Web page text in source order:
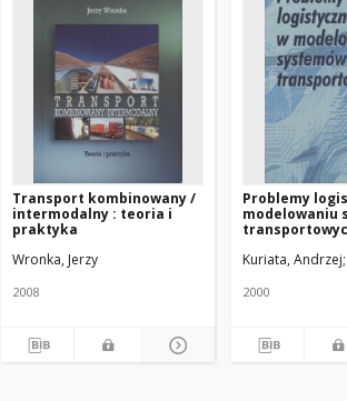
Transport kombinowany /
intermodalny : teoria i
praktyka
Wronka, Jerzy
2008
Problemy
modelowaniu
Kuriata, Andrzej
2000